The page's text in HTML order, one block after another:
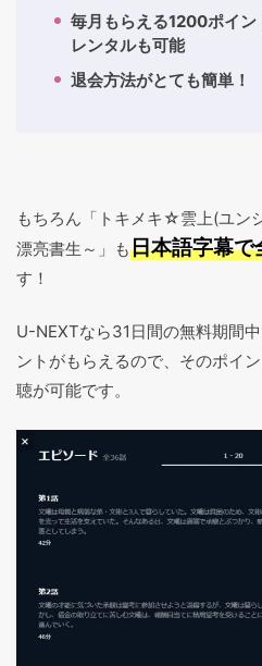
毎月もらえる1200ポイ
レンタルも可能
退会方法がとても簡単！
もちろん「トキメキ☆雲上(ユン
漂亮書生～」も日本語字幕で
す！
U-NEXTなら31日間の無料期間
ントがもらえるので、そのポイ
聴が可能です。